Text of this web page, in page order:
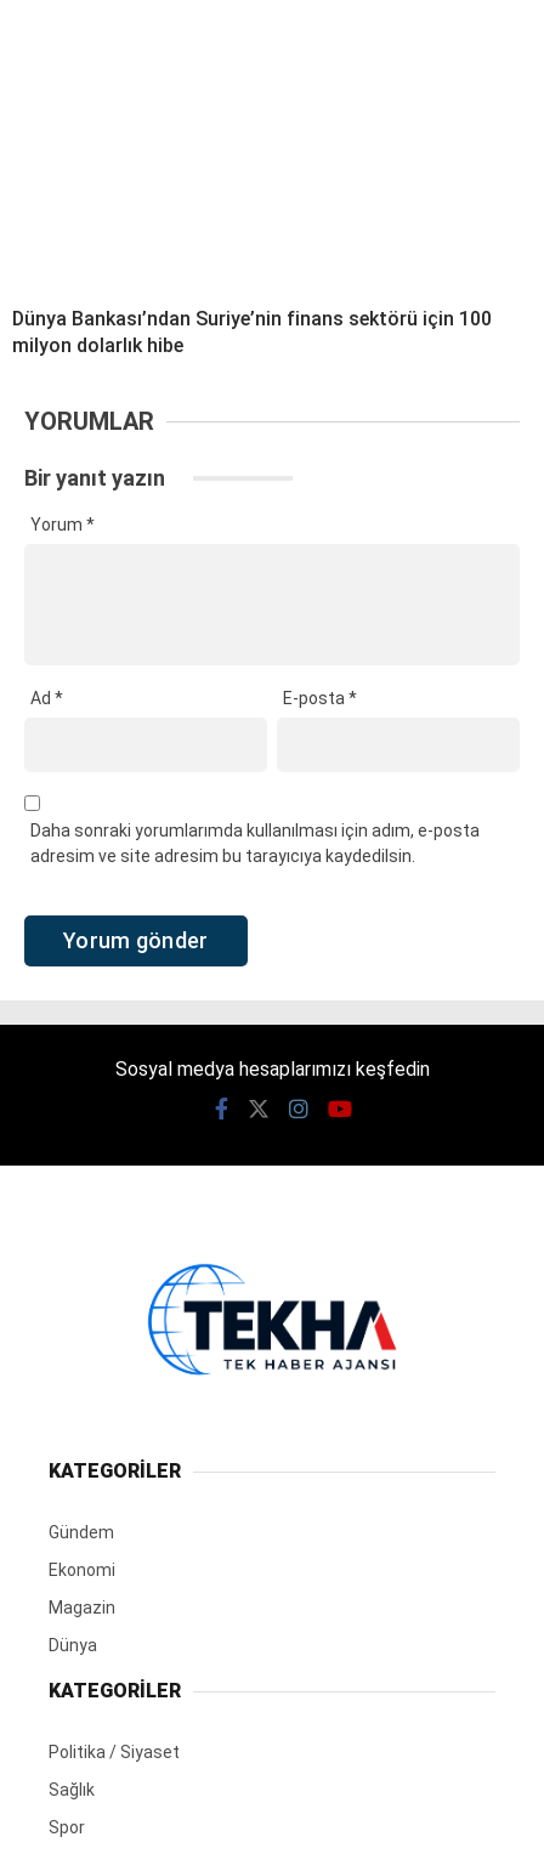
Dünya Bankası’ndan Suriye’nin finans sektörü için 100
milyon dolarlık hibe
YORUMLAR
Bir yanıt yazın
Yorum *
Ad * E-posta*
Daha sonraki yorumlarımda kullanılması için adım, e-posta
adresim ve site adresim bu tarayıcıya kaydedilsin.
Sosyal medya hesaplarımızı keşfedin
KATEGORİLER
Gündem
Ekonomi
Magazin
Dünya
KATEGORİLER
Politika / Siyaset
Sağlık
Spor